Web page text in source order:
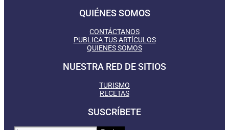
QUIÉNES SOMOS
CONTÁCTANOS
PUBLICA TUS ARTÍCULOS
QUIENES SOMOS
NUESTRA RED DE SITIOS
TURISMO
RECETAS
SUSCRÍBETE